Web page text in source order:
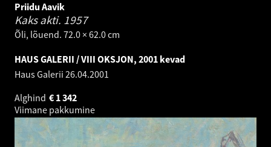
Priidu Aavik
Kaks akti. 1957
Õli, lõuend. 72.0 × 62.0 cm
HAUS GALERII / VIII OKSJON, 2001 kevad
Haus Galerii 26.04.2001
Alghind
1 342
€
Viimane pakkumine